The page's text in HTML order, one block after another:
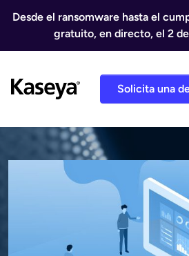
Desde el ransomware hasta el
gratuito, en directo, el 2
Solicita una